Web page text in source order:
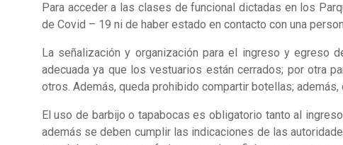
Para acceder a las clases de funcional dictadas en los
de Covid – 19 ni de haber estado en contacto con una
La señalización y organización para el ingreso y egreso
adecuada ya que los vestuarios están cerrados; por otra
otros. Además, queda prohibido compartir botellas;
El uso de barbijo o tapabocas es obligatorio tanto al
además se deben cumplir las indicaciones de las